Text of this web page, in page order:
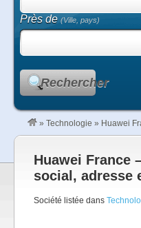
Près de(Ville, pays)
Rechercher
» Technologie » Huawei
Huawei France
social, adresse
Société listée dans